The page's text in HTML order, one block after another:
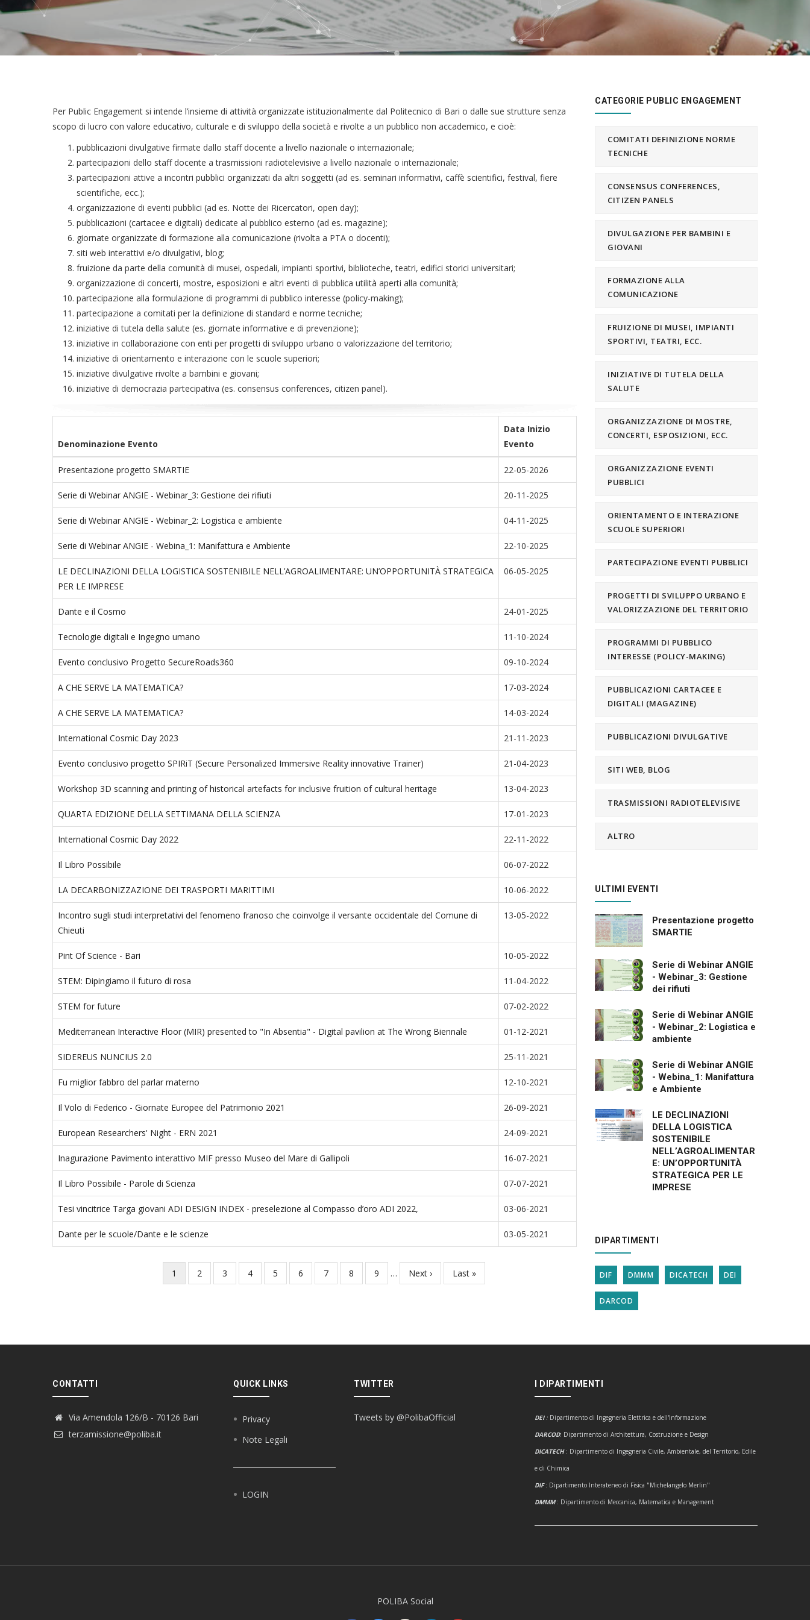
Per Public Engagement si intende l’insieme di attività organizzate istituzionalmente dal Politecnico di Bari o dalle sue strutture senza
scopo di lucro con valore educativo, culturale e di sviluppo della società e rivolte a un pubblico non accademico, e cioè:
pubblicazioni divulgative firmate dallo staff docente a livello nazionale o internazionale;
partecipazioni dello staff docente a trasmissioni radiotelevisive a livello nazionale o internazionale;
partecipazioni attive a incontri pubblici organizzati da altri soggetti (ad es. seminari informativi, caffè scientifici, festival, fiere
scientifiche, ecc.);
organizzazione di eventi pubblici (ad es. Notte dei Ricercatori, open day);
pubblicazioni (cartacee e digitali) dedicate al pubblico esterno (ad es. magazine);
giornate organizzate di formazione alla comunicazione (rivolta a PTA o docenti);
siti web interattivi e/o divulgativi, blog;
fruizione da parte della comunità di musei, ospedali, impianti sportivi, biblioteche, teatri, edifici storici universitari;
organizzazione di concerti, mostre, esposizioni e altri eventi di pubblica utilità aperti alla comunità;
partecipazione alla formulazione di programmi di pubblico interesse (policy-making);
partecipazione a comitati per la definizione di standard e norme tecniche;
iniziative di tutela della salute (es. giornate informative e di prevenzione);
iniziative in collaborazione con enti per progetti di sviluppo urbano o valorizzazione del territorio;
iniziative di orientamento e interazione con le scuole superiori;
iniziative divulgative rivolte a bambini e giovani;
iniziative di democrazia partecipativa (es. consensus conferences, citizen panel).
Denominazione Evento
Data Inizio
Evento
Presentazione progetto SMARTIE 22-05-2026
Serie di Webinar ANGIE - Webinar_3: Gestione dei rifiuti 20-11-2025
Serie di Webinar ANGIE - Webinar_2: Logistica e ambiente 04-11-2025
Serie di Webinar ANGIE - Webina_1: Manifattura e Ambiente 22-10-2025
LE DECLINAZIONI DELLA LOGISTICA SOSTENIBILE NELL’AGROALIMENTARE: UN’OPPORTUNITÀ STRATEGICA
PER LE IMPRESE
06-05-2025
Dante e il Cosmo 24-01-2025
Tecnologie digitali e Ingegno umano 11-10-2024
Evento conclusivo Progetto SecureRoads360 09-10-2024
A CHE SERVE LA MATEMATICA? 17-03-2024
A CHE SERVE LA MATEMATICA? 14-03-2024
International Cosmic Day 2023 21-11-2023
Evento conclusivo progetto SPIRiT (Secure Personalized Immersive Reality innovative Trainer) 21-04-2023
Workshop 3D scanning and printing of historical artefacts for inclusive fruition of cultural heritage 13-04-2023
QUARTA EDIZIONE DELLA SETTIMANA DELLA SCIENZA 17-01-2023
International Cosmic Day 2022 22-11-2022
Il Libro Possibile 06-07-2022
LA DECARBONIZZAZIONE DEI TRASPORTI MARITTIMI 10-06-2022
Incontro sugli studi interpretativi del fenomeno franoso che coinvolge il versante occidentale del Comune di
Chieuti
13-05-2022
Pint Of Science - Bari 10-05-2022
STEM: Dipingiamo il futuro di rosa 11-04-2022
STEM for future 07-02-2022
Mediterranean Interactive Floor (MIR) presented to "In Absentia" - Digital pavilion at The Wrong Biennale 01-12-2021
SIDEREUS NUNCIUS 2.0 25-11-2021
Fu miglior fabbro del parlar materno 12-10-2021
Il Volo di Federico - Giornate Europee del Patrimonio 2021 26-09-2021
European Researchers' Night - ERN 2021 24-09-2021
Inagurazione Pavimento interattivo MIF presso Museo del Mare di Gallipoli 16-07-2021
Il Libro Possibile - Parole di Scienza 07-07-2021
Tesi vincitrice Targa giovani ADI DESIGN INDEX - preselezione al Compasso d’oro ADI 2022, 03-06-2021
Dante per le scuole/Dante e le scienze 03-05-2021
Current
page
1 Page
2 Page
3 Page
4 Page
5 Page
6 Page
7 Page
8 Page
9 …
Next
page
Next ›
Last
page
Last »
CATEGORIE PUBLIC ENGAGEMENT
COMITATI DEFINIZIONE NORME
TECNICHE
CONSENSUS CONFERENCES,
CITIZEN PANELS
DIVULGAZIONE PER BAMBINI E
GIOVANI
FORMAZIONE ALLA
COMUNICAZIONE
FRUIZIONE DI MUSEI, IMPIANTI
SPORTIVI, TEATRI, ECC.
INIZIATIVE DI TUTELA DELLA
SALUTE
ORGANIZZAZIONE DI MOSTRE,
CONCERTI, ESPOSIZIONI, ECC.
ORGANIZZAZIONE EVENTI
PUBBLICI
ORIENTAMENTO E INTERAZIONE
SCUOLE SUPERIORI
PARTECIPAZIONE EVENTI PUBBLICI
PROGETTI DI SVILUPPO URBANO E
VALORIZZAZIONE DEL TERRITORIO
PROGRAMMI DI PUBBLICO
INTERESSE (POLICY-MAKING)
PUBBLICAZIONI CARTACEE E
DIGITALI (MAGAZINE)
PUBBLICAZIONI DIVULGATIVE
SITI WEB, BLOG
TRASMISSIONI RADIOTELEVISIVE
ALTRO
ULTIMI EVENTI
Presentazione progetto
SMARTIE
Serie di Webinar ANGIE
- Webinar_3: Gestione
dei rifiuti
Serie di Webinar ANGIE
- Webinar_2: Logistica e
ambiente
Serie di Webinar ANGIE
- Webina_1: Manifattura
e Ambiente
LE DECLINAZIONI
DELLA LOGISTICA
SOSTENIBILE
NELL’AGROALIMENTAR
E: UN’OPPORTUNITÀ
STRATEGICA PER LE
IMPRESE
DIPARTIMENTI
DIF DMMM DICATECH DEI
DARCOD
CONTATTI
Via Amendola 126/B - 70126 Bari
terzamissione@poliba.it
QUICK LINKS
Privacy
Note Legali
LOGIN
TWITTER
Tweets by @PolibaOfficial
I DIPARTIMENTI
DEI : Dipartimento di Ingegneria Elettrica e dell'Informazione
DARCOD: Dipartimento di Architettura, Costruzione e Design
DICATECH : Dipartimento di Ingegneria Civile, Ambientale, del Territorio, Edile
e di Chimica
DIF: Dipartimento Interateneo di Fisica "Michelangelo Merlin"
DMMM: Dipartimento di Meccanica, Matematica e Management
POLIBA Social